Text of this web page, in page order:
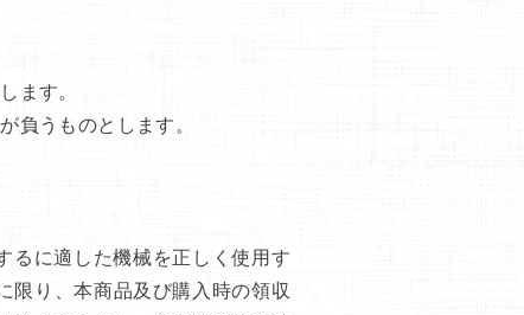
ます。
負うものとします。
るに適した機械を正しく使用す
限り、本商品及び購入時の領収